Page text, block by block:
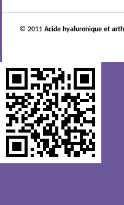
© 2011Acide hyaluronique et